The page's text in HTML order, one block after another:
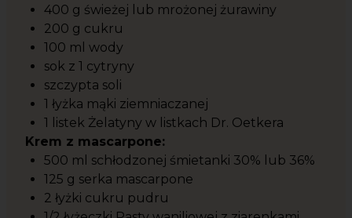
400 g świeżej lub mrożonej żurawiny
200 g cukru
100 ml wody
sok z 1 cytryny
szczypta soli
1 łyżka mąki ziemniaczanej
1 listek Żelatyny w listkach Dr. Oetkera
Krem z mascarpone:
500 ml schłodzonej śmietanki 30% lub 36%
125 g serka mascarpone
2 łyżki cukru pudru